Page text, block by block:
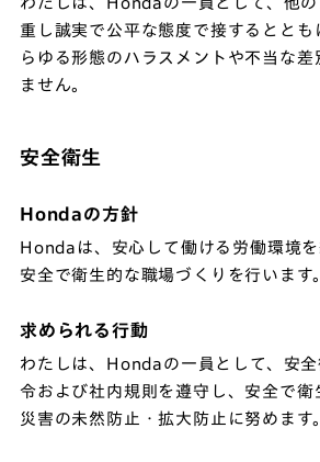
重し誠実で公平な態度で接するととも
らゆる形態のハラスメントや不当な差
ません。
安全衛生
Hondaの方針
Hondaは、安心して働ける労働環境を
安全で衛生的な職場づくりを行います。
求められる行動
わたしは、Hondaの一員として、安
令および社内規則を遵守し、安全で衛
災害の未然防止・拡大防止に努めます。